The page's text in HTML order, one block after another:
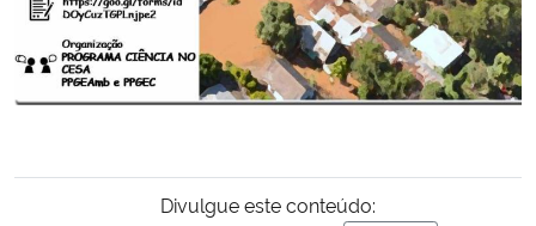
Advocacia-Geral da União
Banco Central do Brasil
Divulgue este conteúdo: